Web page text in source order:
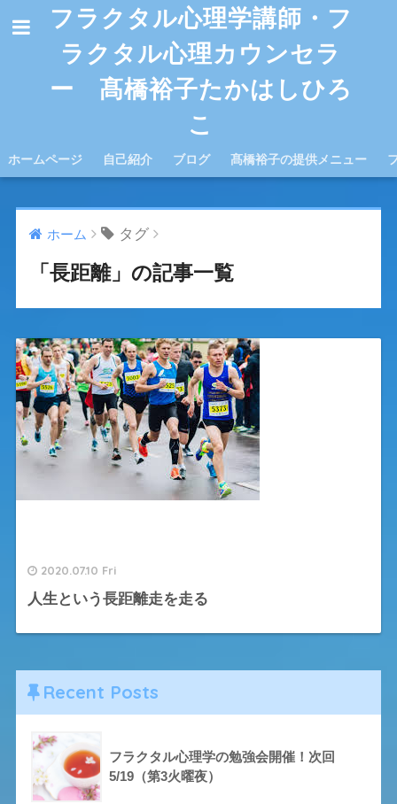
フラクタル心理学講師・フ
ラクタル心理カウンセラ
ー 髙橋裕子たかはしひろ
こ
ホームページ 自己紹介 ブログ 髙橋裕子の提供メニュー
ホーム タグ
「長距離」の記事一覧
2020.07.10 Fri
人生という長距離走を走る
Recent Posts
フラクタル心理学の勉強会開催！次回
5/19（第3火曜夜）